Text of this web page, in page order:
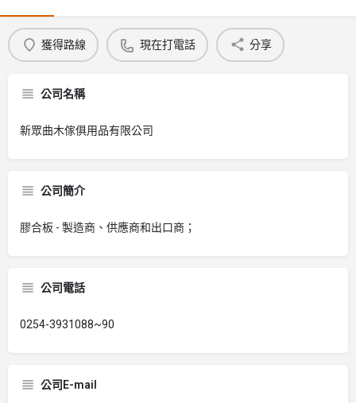
獲得路線 現在打電話 分享
公司名稱
新眾曲木傢俱用品有限公司
公司簡介
膠合板 - 製造商、供應商和出口商；
公司電話
0254-3931088~90
公司E-mail